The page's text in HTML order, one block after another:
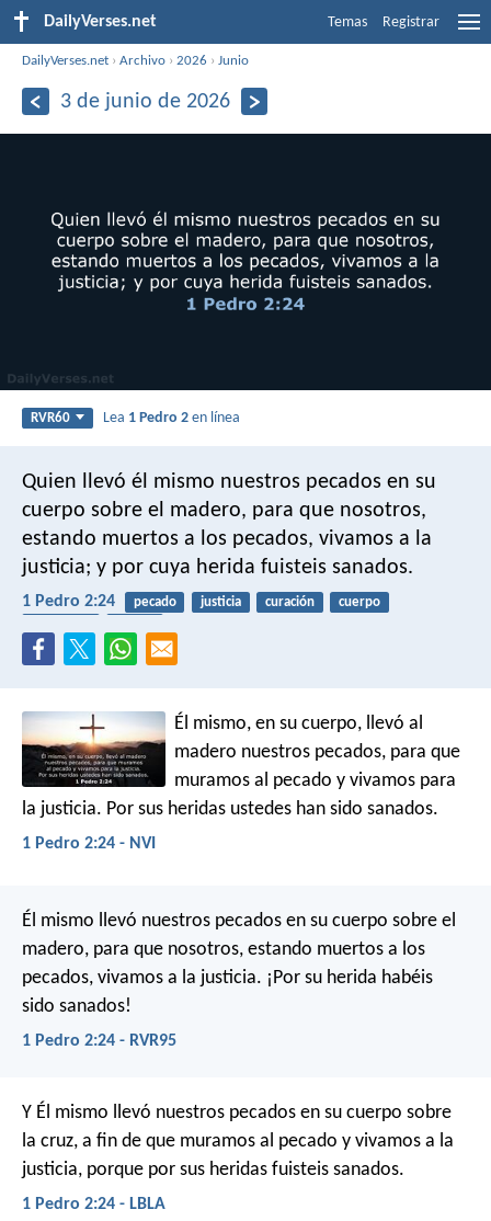
DailyVerses.net Temas Registrar
DailyVerses.net ›Archivo ›2026 ›Junio
3 de junio de 2026
RVR60 Lea 1 Pedro 2 en línea
Quien llevó él mismo nuestros pecados en su
cuerpo sobre el madero, para que nosotros,
estando muertos a los pecados, vivamos a la
justicia; y por cuya herida fuisteis sanados.
1 Pedro 2:24 pecado justicia curación
cuerpo
Él mismo, en su cuerpo, llevó al
madero nuestros pecados, para que
muramos al pecado y vivamos para
la justicia. Por sus heridas ustedes han sido sanados.
1 Pedro 2:24 - NVI
Él mismo llevó nuestros pecados en su cuerpo sobre el
madero, para que nosotros, estando muertos a los
pecados, vivamos a la justicia. ¡Por su herida habéis
sido sanados!
1 Pedro 2:24 - RVR95
Y Él mismo llevó nuestros pecados en su cuerpo sobre
la cruz, a fin de que muramos al pecado y vivamos a la
justicia, porque por sus heridas fuisteis sanados.
1 Pedro 2:24 - LBLA